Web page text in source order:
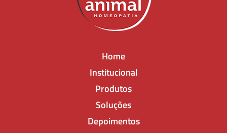
Home
Institucional
Produtos
Soluções
Depoimentos